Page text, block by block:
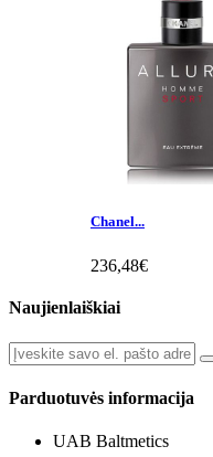
Chanel...
236,48€